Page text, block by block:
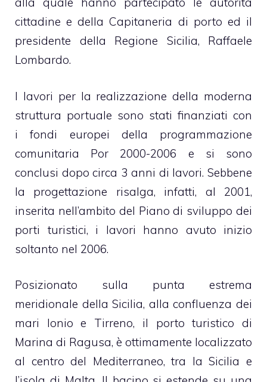
cittadine e della Capitaneria di porto ed il
presidente della Regione Sicilia, Raffaele
Lombardo.
I lavori per la realizzazione della moderna
struttura portuale sono stati finanziati con
i fondi europei della programmazione
comunitaria Por 2000-2006 e si sono
conclusi dopo circa 3 anni di lavori. Sebbene
la progettazione risalga, infatti, al 2001,
inserita nell’ambito del Piano di sviluppo dei
porti turistici, i lavori hanno avuto inizio
soltanto nel 2006.
Posizionato sulla punta estrema
meridionale della Sicilia, alla confluenza dei
mari Ionio e Tirreno, il porto turistico di
Marina di Ragusa, è ottimamente localizzato
al centro del Mediterraneo, tra la Sicilia e